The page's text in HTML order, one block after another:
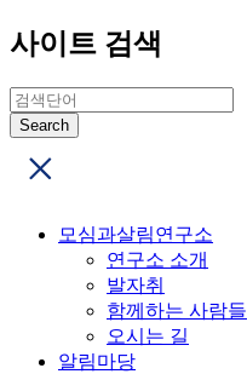
사이트 검색
모심과살림연구소
연구소 소개
발자취
함께하는 사람들
오시는 길
알림마당